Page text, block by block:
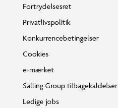
Fortrydelsesret
Privatlivspolitik
Konkurrencebetingelser
Cookies
e-mærket
Salling Group tilbagekaldelser
Ledige jobs